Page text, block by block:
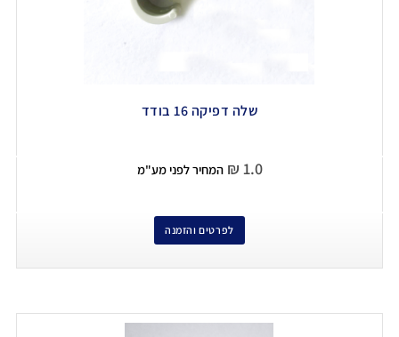
שלה דפיקה 16 בודד
₪ 1.0 המחיר לפני מע"מ
לפרטים והזמנה